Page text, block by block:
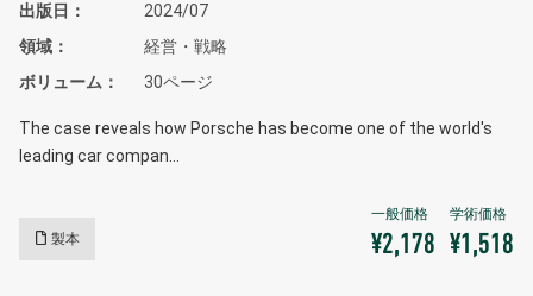
出版日
2024/07
領域
経営・戦略
ボリューム
30ページ
The case reveals how Porsche has become one of the world's
leading car compan…
製本 ¥2,178 ¥1,518